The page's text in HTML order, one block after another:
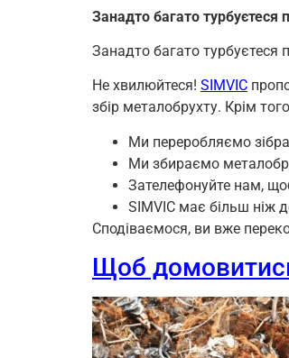
Занадто багато турбуєтеся
Занадто багато турбуєтеся
Не хвилюйтеся! SIMVIC
збір металобрухту. Крім
Ми переробляємо
Ми збираємо
Зателефонуйте нам,
SIMVIC має більш ніж
Сподіваємося, ви вже
Щоб